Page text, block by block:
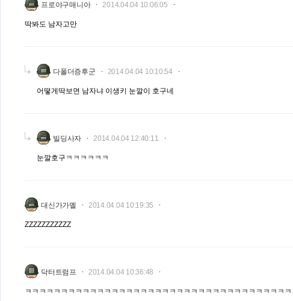
프로야구매니아 2014.04.04 10:06:05
딱봐도 남자고만
다폴더증후군 2014.04.04 10:10:54
어떻게딱보면 남자냐 이생키 눈깔이 호구네
빌딩사자 2014.04.04 12:40:11
눈깔호구ㅋㅋㅋㅋㅋㅋ
대신가가멜 2014.04.04 10:19:35
ZZZZZZZZZZZ
닥터트럼프 2014.04.04 10:36:48
ㅋㅋㅋㅋㅋㅋㅋㅋㅋㅋㅋㅋㅋㅋㅋㅋㅋㅋㅋㅋㅋㅋㅋㅋㅋㅋㅋㅋㅋㅋㅋㅋㅋㅋㅋㅋㅋ